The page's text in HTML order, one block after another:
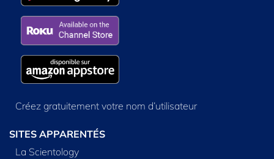
Créez gratuitement votre nom d’utilisateur
SITES APPARENTÉS
La Scientology